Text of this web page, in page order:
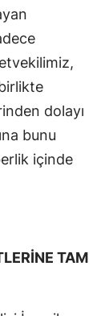
dolayı
bunu
içinde
TAM